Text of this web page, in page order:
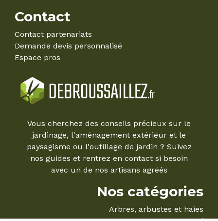
Contact
Contact partenariats
Demande devis personnalisé
Espace pros
Vous cherchez des conseils précieux sur le
jardinage, l'aménagement extérieur et le
paysagisme ou l'outillage de jardin ? Suivez
nos guides et rentrez en contact si besoin
avec un de nos artisans agréés
Nos catégories
Arbres, arbustes et haies